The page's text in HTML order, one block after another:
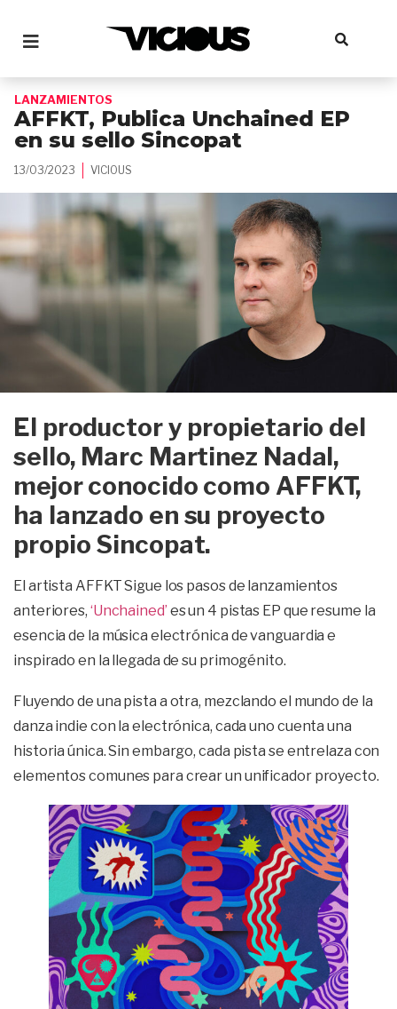
LANZAMIENTOS
AFFKT, Publica Unchained EP
en su sello Sincopat
13/03/2023 VICIOUS
El productor y propietario del
sello, Marc Martinez Nadal,
mejor conocido como AFFKT,
ha lanzado en su proyecto
propio Sincopat.
El artista AFFKT Sigue los pasos de lanzamientos
anteriores, ‘Unchained’ es un 4 pistas EP que resume la
esencia de la música electrónica de vanguardia e
inspirado en la llegada de su primogénito.
Fluyendo de una pista a otra, mezclando el mundo de la
danza indie con la electrónica, cada uno cuenta una
historia única. Sin embargo, cada pista se entrelaza con
elementos comunes para crear un unificador proyecto.